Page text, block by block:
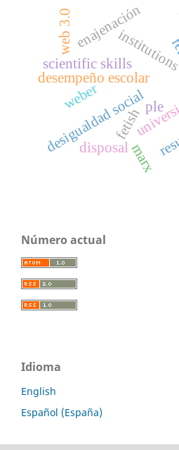
desempeño escolar
desigualdad social
weber
fetish
disposal
enajenación
marx
scientific skills
ple
web 3.0
Número actual
Idioma
English
Español (España)